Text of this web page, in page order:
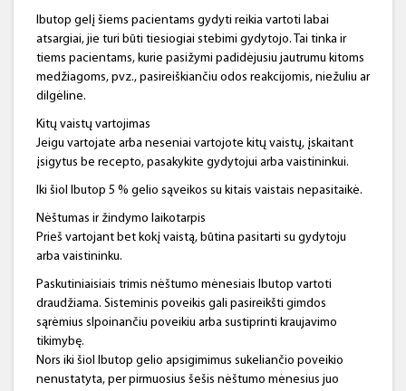
Ibutop gelį šiems pacientams gydyti reikia vartoti labai
atsargiai, jie turi būti tiesiogiai stebimi gydytojo. Tai tinka ir
tiems pacientams, kurie pasižymi padidėjusiu jautrumu kitoms
medžiagoms, pvz., pasireiškiančiu odos reakcijomis, niežuliu ar
dilgėline.
Kitų vaistų vartojimas
Jeigu vartojate arba neseniai vartojote kitų vaistų, įskaitant
įsigytus be recepto, pasakykite gydytojui arba vaistininkui.
Iki šiol Ibutop 5 % gelio sąveikos su kitais vaistais nepasitaikė.
Nėštumas ir žindymo laikotarpis
Prieš vartojant bet kokį vaistą, būtina pasitarti su gydytoju
arba vaistininku.
Paskutiniaisiais trimis nėštumo mėnesiais Ibutop vartoti
draudžiama. Sisteminis poveikis gali pasireikšti gimdos
sąrėmius slpoinančiu poveikiu arba sustiprinti kraujavimo
tikimybę.
Nors iki šiol Ibutop gelio apsigimimus sukeliančio poveikio
nenustatyta, per pirmuosius šešis nėštumo mėnesius juo